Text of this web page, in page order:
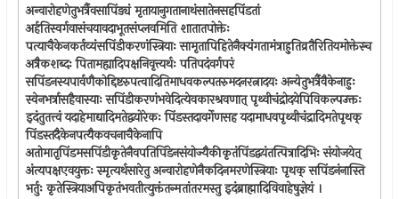
अन्वारोहणेतुभर्त्रैवसापिंड्यं मृतायानुगतानाथंसातेनसहपिंडतां
अर्हतिस्वर्गवासंचयावदाभूतसंप्लवमिति शातातपोक्तेः
पत्याचैकेनकर्तव्यंसपिंडीकरणंस्त्रियाः सामृतापिहितेनैक्यंगतामंत्राहुतिव्रतैरितियमोक्तेस्च
अत्रैकशब्दः पितामह्यादिपक्षनिवृत्त्यर्थः पतिपदंवर्गपरं
सपिंडनस्यपार्वणैकोद्दिष्टरुपत्वादितिमाधवकल्पतरुमदनरत्नादयः अन्येतुभर्त्रैवैकेनाहुः
स्वेनभर्त्रासहैवास्याः सपिंडीकरणंभवेदित्येवकारश्रवणात् पृथ्वीचंद्रोदयेपिविकल्पउक्तः
इदंतुतत्त्वं यदाहेमाद्यादिमतेद्वयोरेकः पिंडस्तदावर्गेणसह यदामाधवपृथ्वीचंद्रादिमतेपृथक्
पिंडस्तदैकेनपत्यैकवचनाचैकेनापि
अतोमातृपिंडमसपिंडीकृतेनैवपतिपिंडेनसंयोज्यैकीकृतंपिंडद्वयंतत्पित्रादिभिः संयोजयेत्
अंत्यपक्षएवयुक्तः स्मृत्यर्थसारेतु अन्वारोहणेनैकदिनमरणेस्त्रियाः पृथक् सपिंडनंनास्ति
भर्तुः कृतेस्त्रियाअपिकृतंभवतीत्युक्तंतन्मतांतरमस्तु इदंब्राह्मादिविवाहेषुज्ञेयं ।